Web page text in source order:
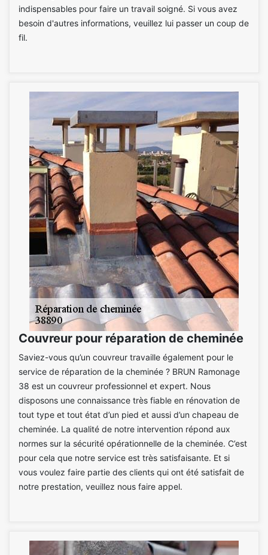
indispensables pour faire un travail soigné. Si vous avez
besoin d'autres informations, veuillez lui passer un coup de
fil.
Couvreur pour réparation de cheminée
Saviez-vous qu’un couvreur travaille également pour le
service de réparation de la cheminée ? BRUN Ramonage
38 est un couvreur professionnel et expert. Nous
disposons une connaissance très fiable en rénovation de
tout type et tout état d’un pied et aussi d’un chapeau de
cheminée. La qualité de notre intervention répond aux
normes sur la sécurité opérationnelle de la cheminée. C’est
pour cela que notre service est très satisfaisante. Et si
vous voulez faire partie des clients qui ont été satisfait de
notre prestation, veuillez nous faire appel.